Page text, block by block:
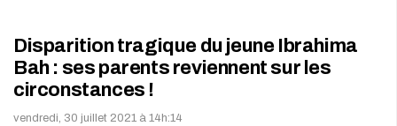
Disparition tragique du jeune Ibrahima
Bah : ses parents reviennent sur les
circonstances !
vendredi, 30 juillet 2021 à 14h:14